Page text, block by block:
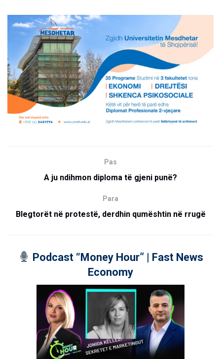
Pas
A ju ndihmon diploma të gjeni punë?
Para
Blegtorët në protestë, derdhin qumështin në rrugë
Podcast “Money Hour” | Fast News
Economy